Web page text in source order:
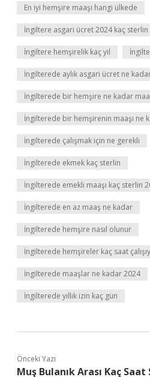
En iyi hemşire maaşı hangi ülkede
İngiltere asgari ücret 2024 kaç sterlin
İngiltere hemşirelik kaç yıl
İngilterede aylık asgari ücret ne
İngilterede bir hemşire ne kadar
İngilterede bir hemşirenin maaşı ne
İngilterede çalışmak için ne gerekli
İngilterede ekmek kaç sterlin
İngilterede emekli maaşı kaç sterlin
İngilterede en az maaş ne kadar
İngilterede hemşire nasıl olunur
İngilterede hemşireler kaç saat
İngilterede maaşlar ne kadar 2024
İngilterede yıllık izin kaç gün
Önceki Yazı
Muş Bulanık Arası Kaç